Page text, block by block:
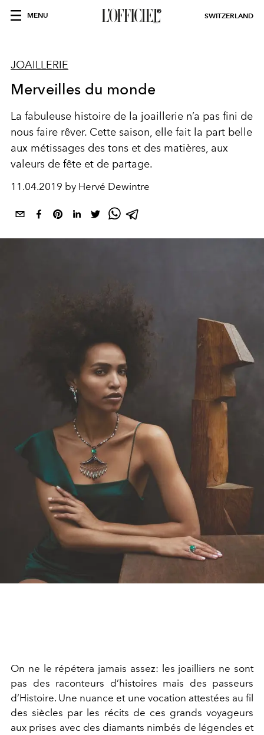
MENU SWITZERLAND
JOAILLERIE
Merveilles du monde
La fabuleuse histoire de la joaillerie n’a pas fini de
nous faire rêver. Cette saison, elle fait la part belle
aux métissages des tons et des matières, aux
valeurs de fête et de partage.
11.04.2019 by Hervé Dewintre
On ne le répétera jamais assez: les joailliers ne sont
pas des raconteurs d’histoires mais des passeurs
d’Histoire. Une nuance et une vocation attestées au fil
des siècles par les récits de ces grands voyageurs
aux prises avec des diamants nimbés de légendes et